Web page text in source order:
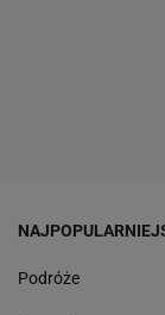
Podróże